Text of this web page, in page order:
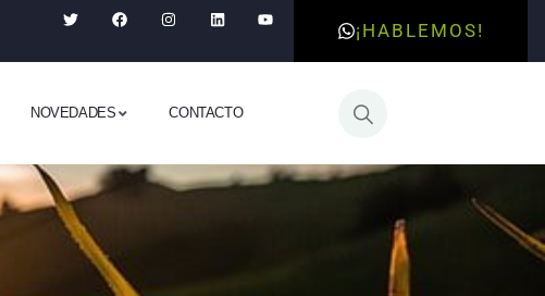
¡HABLEMOS!
NOVEDADES CONTACTO